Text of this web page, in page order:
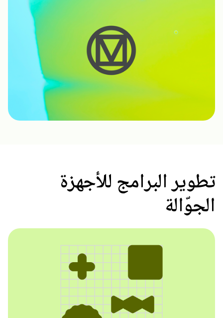
تطوير البرامج للأجهزة
الجوّالة